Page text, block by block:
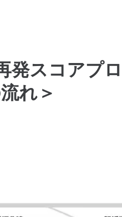
発スコアプ
れ＞